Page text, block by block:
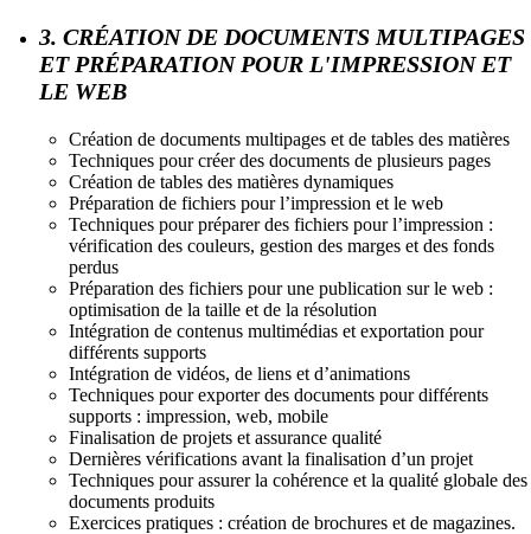
3. CRÉATION DE DOCUMENTS MULTIPAGES
ET PRÉPARATION POUR L'IMPRESSION ET
LE WEB
Création de documents multipages et de tables des matières
Techniques pour créer des documents de plusieurs pages
Création de tables des matières dynamiques
Préparation de fichiers pour l’impression et le web
Techniques pour préparer des fichiers pour l’impression :
vérification des couleurs, gestion des marges et des fonds
perdus
Préparation des fichiers pour une publication sur le web :
optimisation de la taille et de la résolution
Intégration de contenus multimédias et exportation pour
différents supports
Intégration de vidéos, de liens et d’animations
Techniques pour exporter des documents pour différents
supports : impression, web, mobile
Finalisation de projets et assurance qualité
Dernières vérifications avant la finalisation d’un projet
Techniques pour assurer la cohérence et la qualité globale des
documents produits
Exercices pratiques : création de brochures et de magazines.